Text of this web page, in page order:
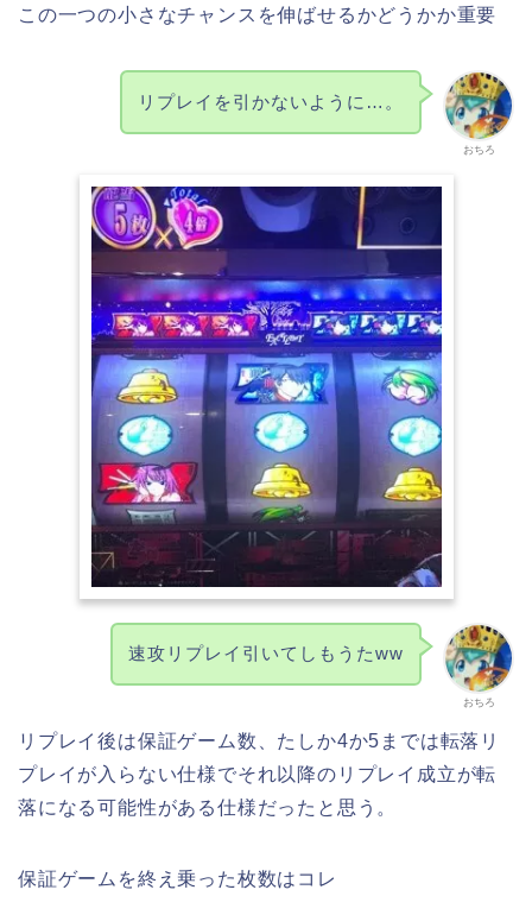
この一つの小さなチャンスを伸ばせるかどうかか重要
おちろ
リプレイを引かないように…。
おちろ
速攻リプレイ引いてしもうたww
リプレイ後は保証ゲーム数、たしか4か5までは転落リ
プレイが入らない仕様でそれ以降のリプレイ成立が転
落になる可能性がある仕様だったと思う。
保証ゲームを終え乗った枚数はコレ